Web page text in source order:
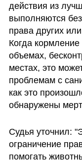
действия из
выполняются
права других
Когда
объемах,
местах, это
проблемам с
как это
обнаружены
Судья уточнил:
ограничение
помогать